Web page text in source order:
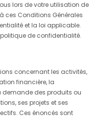
lors de votre utilisation de
ces Conditions Générales
et la loi applicable.
de confidentialité.
concernant les activités,
financière, la
demande des produits ou
ses projets et ses
Ces énoncés sont